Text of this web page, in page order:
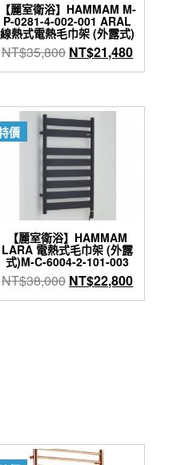
。
【麗室衛浴】HAMMAM M-
P-0281-4-002-001 ARAL
線熱式電熱毛巾架 (外露式)
NT$35,800 原
始
格：
NT$35,800。
NT$21,480目
前
格：
。
價
【麗室衛浴】HAMMAM
LARA 電熱式毛巾架 (外露
式)M-C-6004-2-101-003
NT$38,000 原
始
NT$22,800目
前